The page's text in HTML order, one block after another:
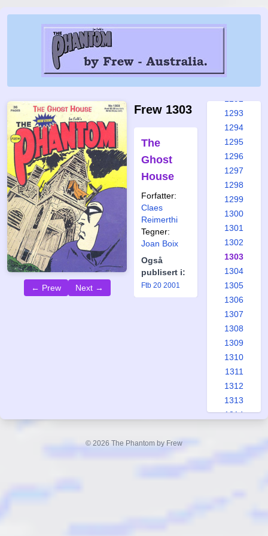
← Prew Next →
Frew 1303
The
Ghost
House
Forfatter:
Claes
Reimerthi
Tegner:
Joan Boix
Også
publisert i:
Ftb 20 2001
1286
1287
1293
1294
1295
1296
1297
1298
1299
1300
1301
1302
1303
1304
1305
1306
1307
1308
1309
1310
1311
1312
1313
1314
© 2026 The Phantom by Frew